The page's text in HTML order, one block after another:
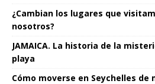
¿Cambian los lugares que
nosotros?
JAMAICA. La historia de la
playa
Cómo moverse en Seychelles de